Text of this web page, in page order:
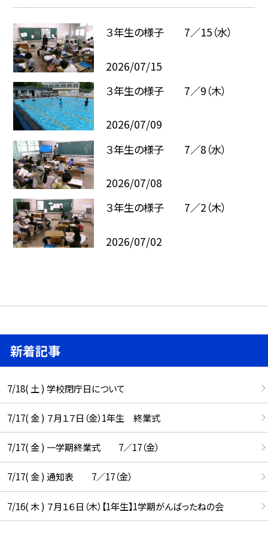
３年生の様子 7／15（水）
2026/07/15
３年生の様子 7／9（木）
2026/07/09
３年生の様子 7／8（水）
2026/07/08
３年生の様子 7／2（木）
2026/07/02
新着記事
7/18( 土 ) 学校閉庁日について
7/17( 金 ) ７月１７日（金）1年生 終業式
7/17( 金 ) 一学期終業式 7／17（金）
7/17( 金 ) 通知表 7／17（金）
7/16( 木 ) ７月１６日（木）【1年生】1学期がんばったねの会